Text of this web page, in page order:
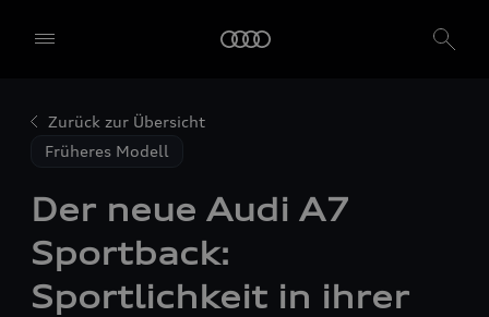
Früheres Modell
Der neue Audi A7
Sportback:
Sportlichkeit in ihrer
Zurück zur Übersicht